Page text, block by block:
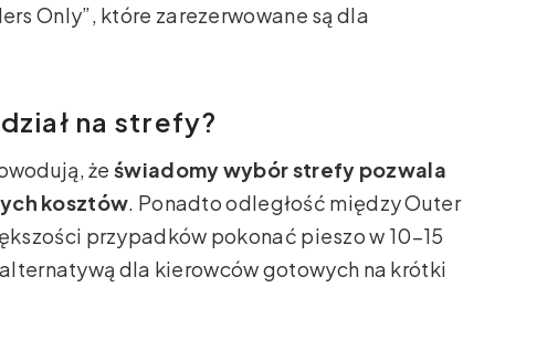
Only”, które zarezerwowane są dla
na strefy?
żeświadomy wybór strefy pozwala
kosztów. Ponadto odległość między Outer
przypadków pokonać pieszo w 10–15
dla kierowców gotowych na krótki